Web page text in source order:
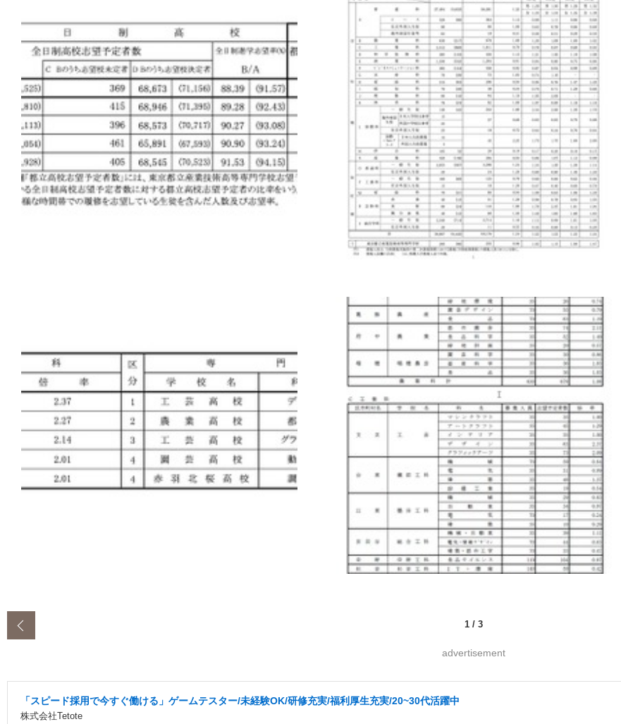
1 / 3
advertisement
「スピード採用で今すぐ働ける」ゲームテスター/未経験OK/研修充実/福利厚生充実/20~30代活躍中
株式会社Tetote